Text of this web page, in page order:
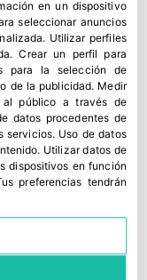
en un dispositivo
seleccionar anuncios
. Utilizar perfiles
.Crear un perfil para
para la selección de
de la publicidad. Medir
al público a través de
datos procedentes de
servicios. Uso de datos
. Utilizar datos de
dispositivos en función
preferencias tendrán